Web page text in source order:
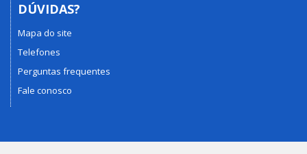
DÚVIDAS?
Mapa do site
Telefones
Perguntas frequentes
Fale conosco